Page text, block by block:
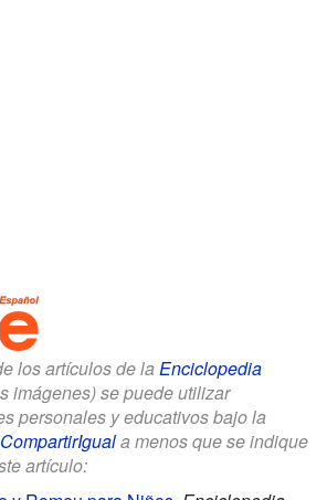
los artículos de la Enciclopedia
imágenes) se puede utilizar
personales y educativos bajo la
a menos que se indique
artículo: